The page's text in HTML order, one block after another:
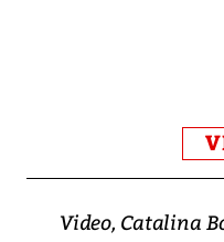
Video, Catalina